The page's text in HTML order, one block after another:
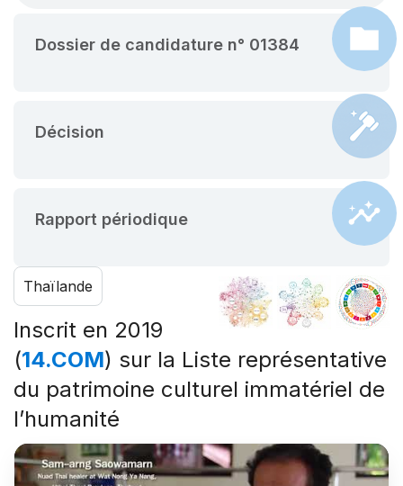
Dossier de candidature n° 01384
Décision
Rapport périodique
Thaïlande
Inscrit en 2019
(14.COM) sur la Liste représentative
du patrimoine culturel immatériel de
l’humanité